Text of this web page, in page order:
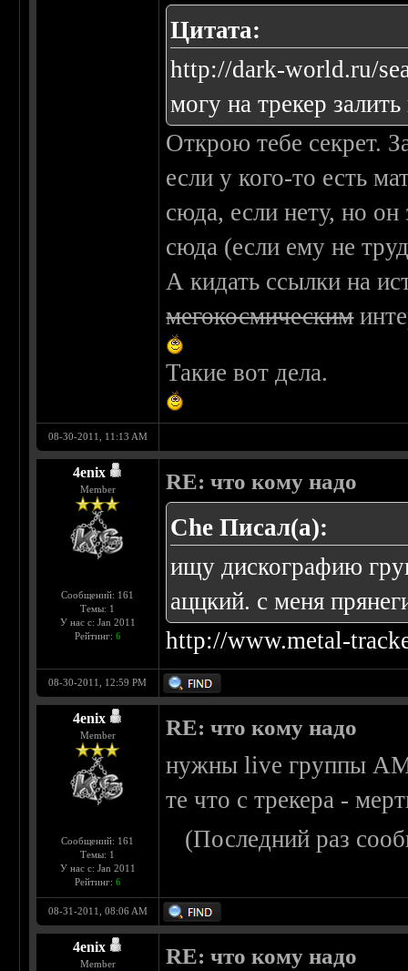
Цитата:
http://dark-world.ru/
могу на трекер залить
Открою тебе секрет.
если у кого-то есть
сюда, если нету, но он
сюда (если ему не
А кидать ссылки на
мегокосмическим
Такие вот дела.
08-30-2011, 11:13 AM
4enix
Member
Сообщений: 161
Темы: 1
У нас с: Jan 2011
Рейтинг: 6
RE: что кому надо
Che Писал(а):
ищу дискографию
аццкий. с меня
http://www.metal-
08-30-2011, 12:59 PM
4enix
Member
Сообщений: 161
Темы: 1
У нас с: Jan 2011
Рейтинг: 6
RE: что кому надо
нужны live группы
те что с трекера -
(Последний раз
08-31-2011, 08:06 AM
4enix
Member RE: что кому надо